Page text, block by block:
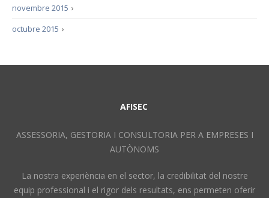
›
novembre 2015
›
octubre 2015
AFISEC
ASSESSORIA, GESTORIA I CONSULTORIA PER A EMPRESES I
AUTÒNOMS
La nostra experiència en el sector, la credibilitat del nostre
equip professional i el rigor dels resultats, ens permeten oferir